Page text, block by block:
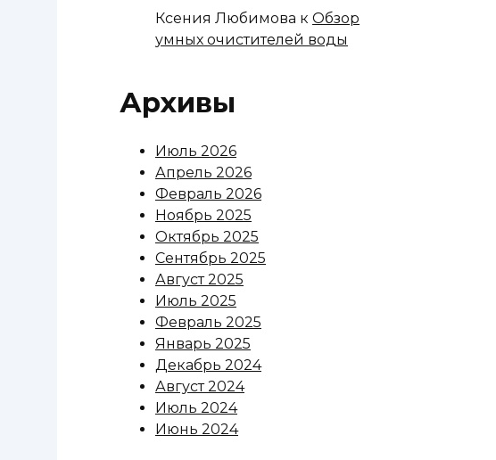
Ксения Любимова к Обзор
умных очистителей воды
Архивы
Июль 2026
Апрель 2026
Февраль 2026
Ноябрь 2025
Октябрь 2025
Сентябрь 2025
Август 2025
Июль 2025
Февраль 2025
Январь 2025
Декабрь 2024
Август 2024
Июль 2024
Июнь 2024